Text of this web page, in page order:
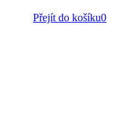
Přejít do košíku0